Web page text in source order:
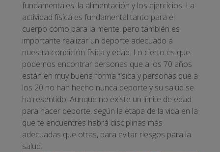
fundamentales: la alimentación y los ejercicios. La
actividad física es fundamental tanto para el
cuerpo como para la mente, pero también es
importante realizar un deporte adecuado a
nuestra condición física y edad. Lo cierto es que
podemos encontrar personas que a los 70 años
están en muy buena forma física y personas que a
los 20 no han hecho nunca deporte y su salud se
ha resentido. Aunque no existe un límite de edad
para hacer deporte, según la etapa de la vida en la
que te encuentres habrá disciplinas más
adecuadas que otras, para evitar riesgos para la
salud.